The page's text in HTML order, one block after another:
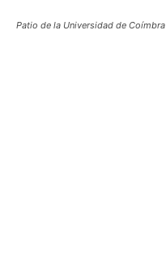
Patio de la Universidad de Coímbra